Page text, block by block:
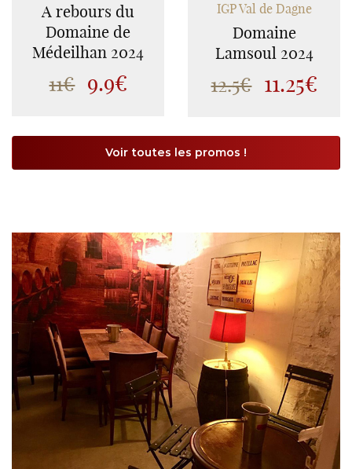
A rebours du
Domaine de
Médeilhan 2024
11€ 9.9€
IGP Val de Dagne
Domaine
Lamsoul 2024
12.5€ 11.25€
Voir toutes les promos !